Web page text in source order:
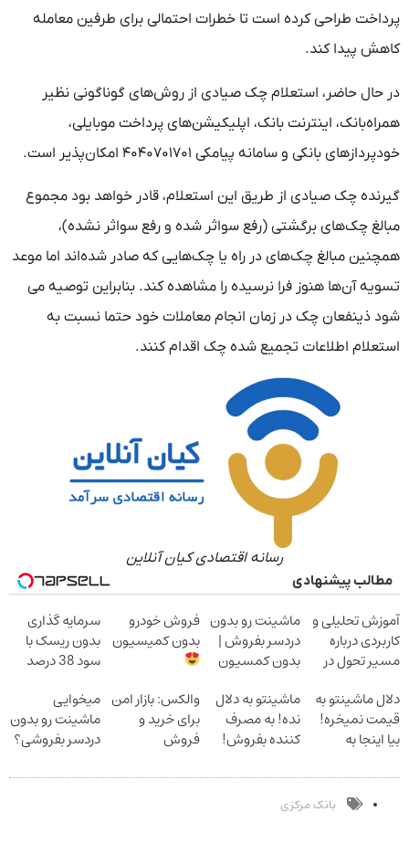
پرداخت طراحی کرده است تا خطرات احتمالی برای طرفین معامله
کاهش پیدا کند.
در حال حاضر، استعلام چک صیادی از روش‌های گوناگونی نظیر
همراه‌بانک، اینترنت بانک، اپلیکیشن‌های پرداخت موبایلی،
خودپردازهای بانکی و سامانه پیامکی ۴۰۴۰۷۰۱۷۰۱ امکان‌پذیر است.
گیرنده چک صیادی از طریق این استعلام، قادر خواهد بود مجموع
مبالغ چک‌های برگشتی (رفع سواثر شده و رفع سواثر نشده)،
همچنین مبالغ چک‌های در راه یا چک‌هایی که صادر شده‌اند اما موعد
تسویه آن‌ها هنوز فرا نرسیده را مشاهده کند. بنابراین توصیه می
شود ذینفعان چک در زمان انجام معاملات خود حتما نسبت به
استعلام اطلاعات تجمیع شده چک اقدام کنند.
رسانه اقتصادی کیان آنلاین
مطالب پیشنهادی
آموزش تحلیلی و
کاربردی درباره
مسیر تحول در
ماشینت رو بدون
دردسر بفروش |
بدون کمسیون
فروش خودرو
بدون کمیسیون
سرمایه گذاری
بدون ریسک با
سود 38 درصد
دلال ماشینتو به
قیمت نمیخره!
بیا اینجا به
بفروش*فقط
خریدار واقعی*
ماشینتو به دلال
نده! به مصرف
کننده بفروش!
یک تماس
والکس: بازار امن
برای خرید و
فروش
دیجیتال
میخوایی
ماشینت رو بدون
دردسر بفروشی؟
بانک مرکزی